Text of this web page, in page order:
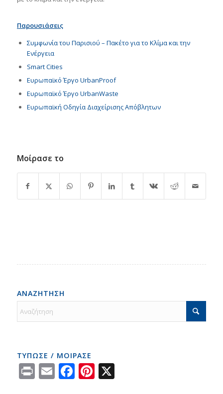
Παρουσιάσεις
Συμφωνία του Παρισιού – Πακέτο για το Κλίμα και την
Ενέργεια
Smart Cities
Ευρωπαϊκό Έργο UrbanProof
Ευρωπαϊκό Έργο UrbanWaste
Ευρωπαϊκή Οδηγία Διαχείρισης Απόβλητων
Μοίρασε το
ΑΝΑΖΗΤΗΣΗ
ΤΥΠΩΣΕ / ΜΟΙΡΑΣΕ
PrintEmailFacebook
Pinterest
X